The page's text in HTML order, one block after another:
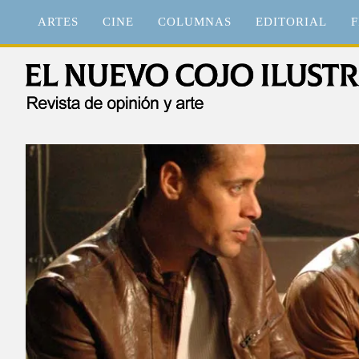
contenido
ARTES CINE COLUMNAS EDITORIAL